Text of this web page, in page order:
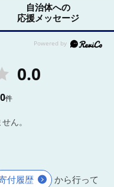
自治体への
応援メッセージ
0.0
0件
ん。
付履歴
から行って